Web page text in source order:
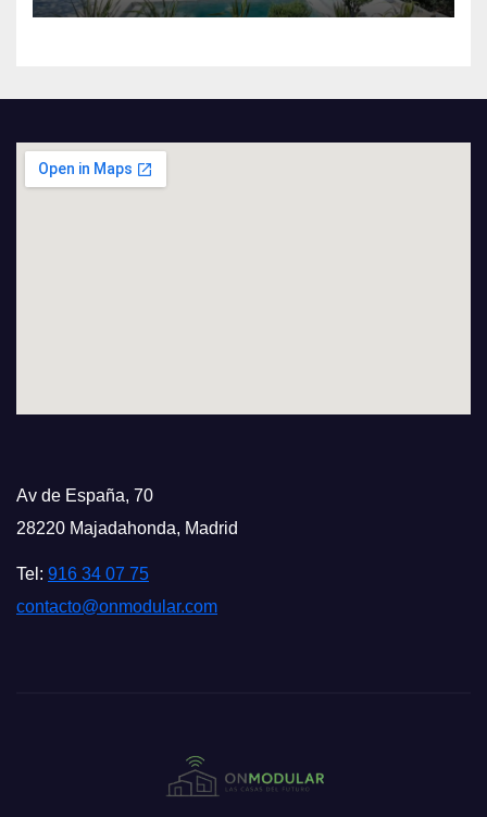
Av de España, 70
28220 Majadahonda, Madrid
Tel: 916 34 07 75
contacto@onmodular.com